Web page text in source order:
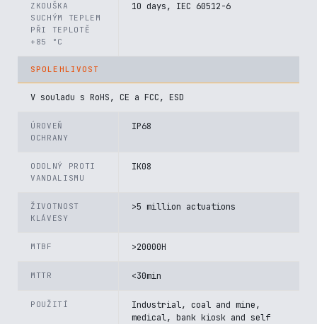
ZKOUŠKA
SUCHÝM TEPLEM
PŘI TEPLOTĚ
+85 °C
10 days, IEC 60512-6
SPOLEHLIVOST
V souladu s RoHS, CE a FCC, ESD
ÚROVEŇ
OCHRANY
IP68
ODOLNÝ PROTI
VANDALISMU
IK08
ŽIVOTNOST
KLÁVESY
>5 million actuations
MTBF >20000H
MTTR <30min
POUŽITÍ
Industrial, coal and mine,
medical, bank kiosk and self